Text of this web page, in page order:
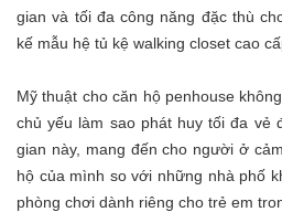
gian và tối đa công năng đặc thù
kế mẫu hệ tủ kệ walking closet cao
Mỹ thuật cho căn hộ penhouse
chủ yếu làm sao phát huy tối đa vẻ
gian này, mang đến cho người ở
hộ của mình so với những nhà phố
phòng chơi dành riêng cho trẻ em